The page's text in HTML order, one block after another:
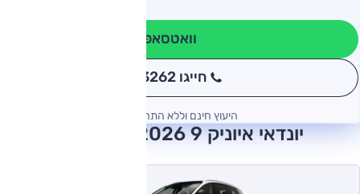
וואטסאפ
חייגו 3262
היעוץ חינם וללא התחייבות
יונדאי איוניק 9 2026 חוות דעת